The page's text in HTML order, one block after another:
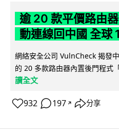
逾 20 款平價路由
動連線回中國 全球
網絡安全公司 VulnCheck 揭發
的 20 多款路由器內置後門程式
讀全文
932 197 ↗ 分享